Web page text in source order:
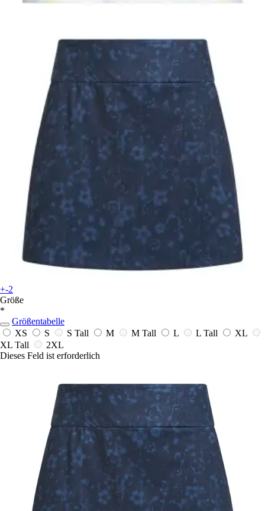
+-2
Größe
*
Größentabelle
XS
S S Tall M M Tall L L Tall
XL
XL Tall
2XL
Dieses Feld ist erforderlich